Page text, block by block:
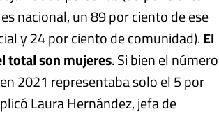
nacional, un 89 por ciento de ese
y 24 por ciento de comunidad).El
total son mujeres. Si bien el número
2021 representaba solo el 5 por
Laura Hernández, jefa de